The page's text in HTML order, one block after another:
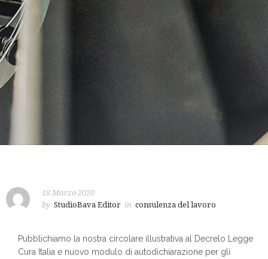
18 Marzo 2020
by StudioBava Editor in consulenza del lavoro
Pubblichiamo la nostra circolare illustrativa al Decrelo Legge
Cura Italia e nuovo modulo di autodichiarazione per gli